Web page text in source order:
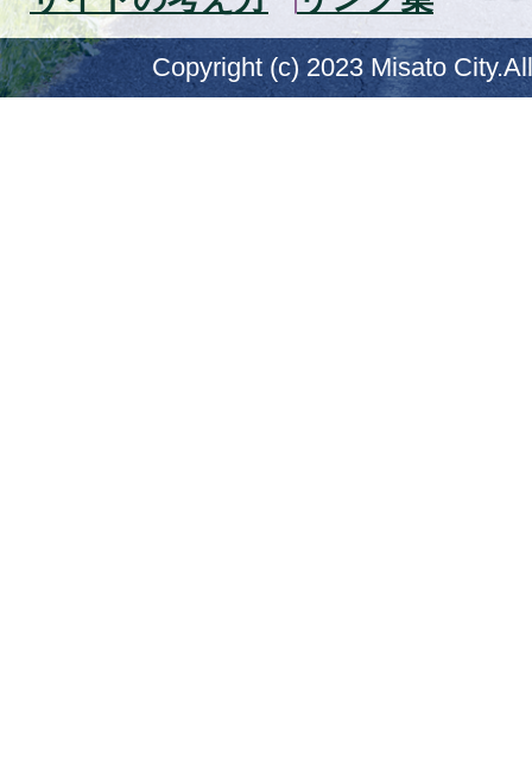
Copyright (c) 2023 Misato